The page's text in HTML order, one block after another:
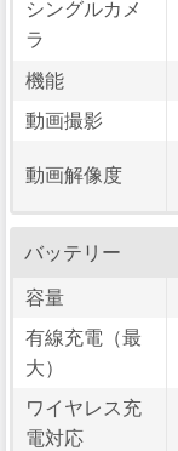
シングルカメ
ラ
機能
動画撮影
動画解像度
バッテリー
容量
有線充電（最
大）
ワイヤレス充
電対応